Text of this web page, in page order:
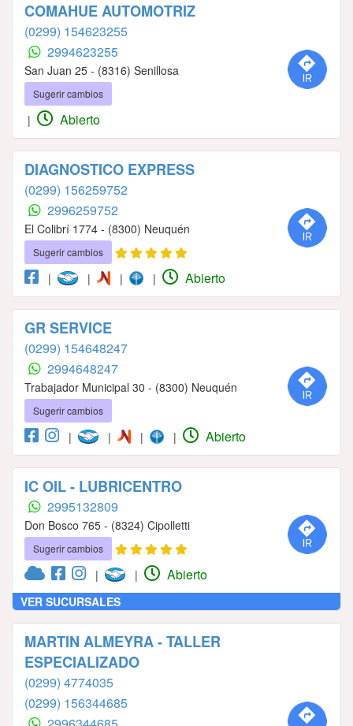
COMAHUE AUTOMOTRIZ
(0299) 154623255
2994623255
San Juan 25 - (8316) Senillosa
Sugerir cambios
| Abierto
DIAGNOSTICO EXPRESS
(0299) 156259752
2996259752
El Colibrí 1774 - (8300) Neuquén
Sugerir cambios
| | | | Abierto
GR SERVICE
(0299) 154648247
2994648247
Trabajador Municipal 30 - (8300) Neuquén
Sugerir cambios
| | | | Abierto
IC OIL - LUBRICENTRO
2995132809
Don Bosco 765 - (8324) Cipolletti
Sugerir cambios
| | Abierto
VER SUCURSALES
MARTIN ALMEYRA - TALLER
ESPECIALIZADO
(0299) 4774035
(0299) 156344685